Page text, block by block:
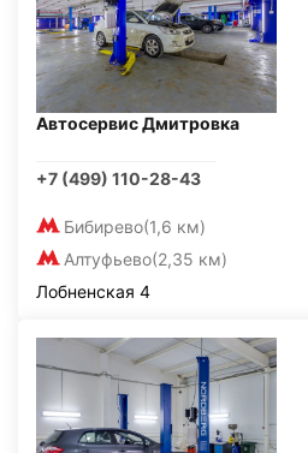
Автосервис Дмитровка
+7 (499) 110-28-43
Бибирево(1,6 км)
Алтуфьево(2,35 км)
Лобненская 4